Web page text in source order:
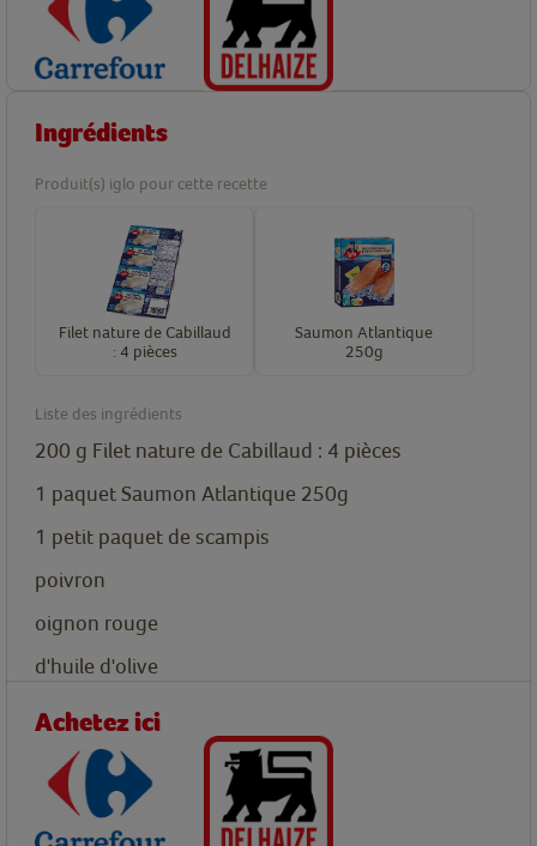
Ingrédients
Produit(s) iglo pour cette recette
Filet nature de Cabillaud
: 4 pièces
Saumon Atlantique
250g
Liste des ingrédients
200 g Filet nature de Cabillaud : 4 pièces
1 paquetSaumon Atlantique 250g
1 petit paquet de scampis
poivron
oignon rouge
d'huile d'olive
Achetez ici